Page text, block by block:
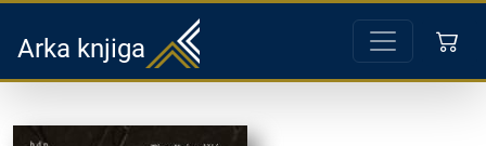
Arka knjiga